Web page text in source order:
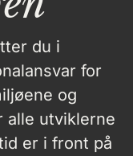
du i
for
og
alle utviklerne
er i front på